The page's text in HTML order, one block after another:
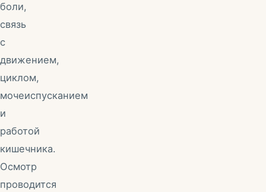
боли,
связь
с
движением,
циклом,
мочеиспусканием
и
работой
кишечника.
Осмотр
проводится